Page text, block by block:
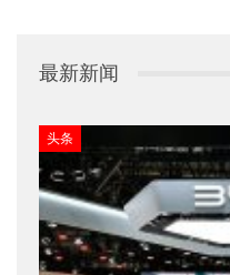
最新新闻
头条